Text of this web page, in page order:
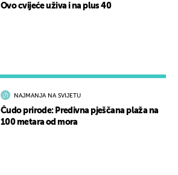
NAJMANJA NA SVIJETU
Čudo prirode: Predivna pješčana plaža na
100 metara od mora
Ovo cvijeće uživa i na plus 40